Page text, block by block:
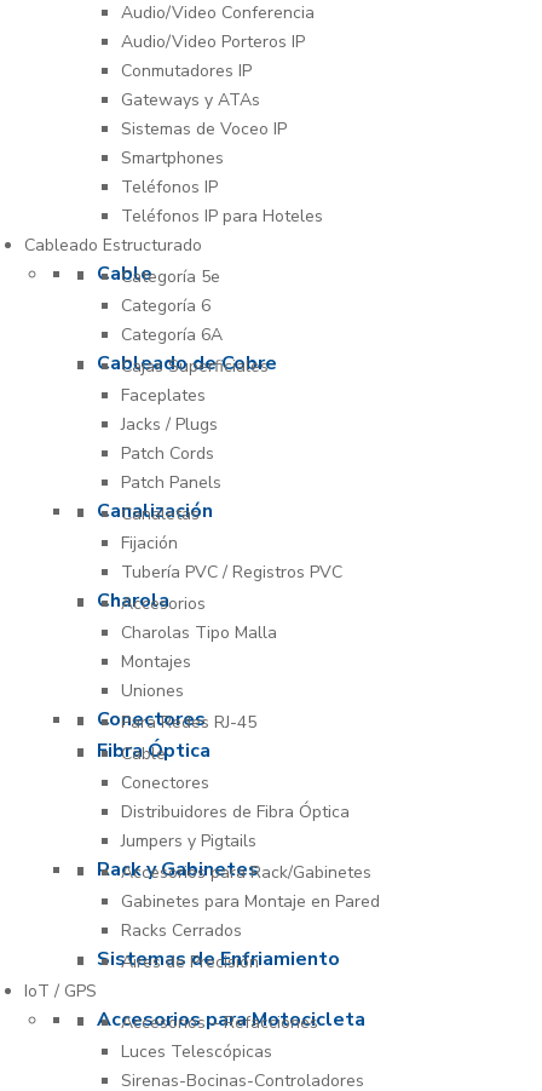
Audio/Video Conferencia
Audio/Video Porteros IP
Conmutadores IP
Gateways y ATAs
Sistemas de Voceo IP
Smartphones
Teléfonos IP
Teléfonos IP para Hoteles
Cableado Estructurado
Cable
Categoría 5e
Categoría 6
Categoría 6A
Cableado de Cobre
Cajas Superficiales
Faceplates
Jacks / Plugs
Patch Cords
Patch Panels
Canalización
Canaletas
Fijación
Tubería PVC / Registros PVC
Charola
Accesorios
Charolas Tipo Malla
Montajes
Uniones
Conectores
Para Redes RJ-45
Fibra Óptica
Cable
Conectores
Distribuidores de Fibra Óptica
Jumpers y Pigtails
Rack y Gabinetes
Accesorios para Rack/Gabinetes
Gabinetes para Montaje en Pared
Racks Cerrados
Sistemas de Enfriamiento
Aires de Precisión
IoT / GPS
Accesorios para Motocicleta
Accesorios – Refacciones
Luces Telescópicas
Sirenas-Bocinas-Controladores